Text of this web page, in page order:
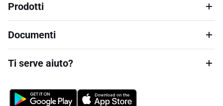
Prodotti
Documenti
Ti serve aiuto?